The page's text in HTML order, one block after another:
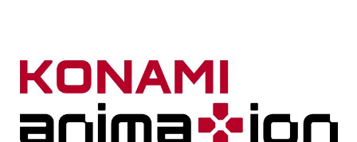
「経験値」「裏技」「ラスボス」… ゲームにまつわる言葉
の起源や用法の変遷を、コンピューター文化史研究家・タ
イニーP氏が徹底調査。
カテゴリ